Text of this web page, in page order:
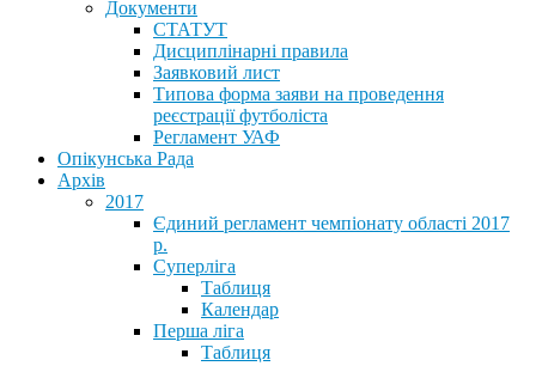
Документи
СТАТУТ
Дисциплінарні правила
Заявковий лист
Типова форма заяви на проведення
реєстрації футболіста
Регламент УАФ
Опікунська Рада
Архів
2017
Єдиний регламент чемпіонату області 2017
р.
Суперліга
Таблиця
Календар
Перша ліга
Таблиця